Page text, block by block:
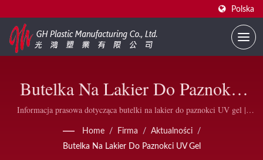
Polska
Butelka Na Lakier Do Paznokci
UV Gel | Opakowania Do
Lakierów Do Paznokci Zgodne Z
Informacja prasowa dotycząca butelki na lakier do paznokci UV gel |
GH Plastic
Home / Firma / Aktualności
/
Butelka Na Lakier Do Paznokci UV Gel